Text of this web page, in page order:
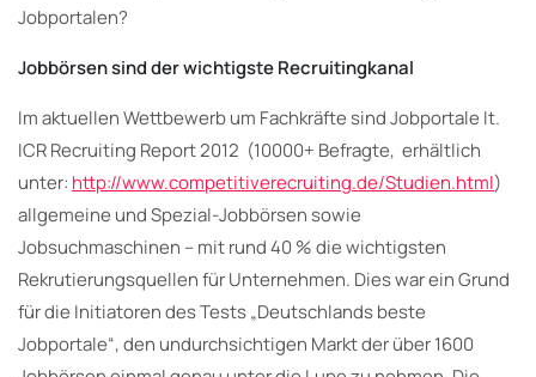
Jobportalen?
Jobbörsen sind der wichtigste Recruitingkanal
Im aktuellen Wettbewerb um Fachkräfte sind Jobportale lt.
ICR Recruiting Report 2012 (10000+ Befragte, erhältlich
unter: http://www.competitiverecruiting.de/Studien.html)
allgemeine und Spezial-Jobbörsen sowie
Jobsuchmaschinen – mit rund 40 % die wichtigsten
Rekrutierungsquellen für Unternehmen. Dies war ein Grund
für die Initiatoren des Tests „Deutschlands beste
Jobportale“, den undurchsichtigen Markt der über 1600